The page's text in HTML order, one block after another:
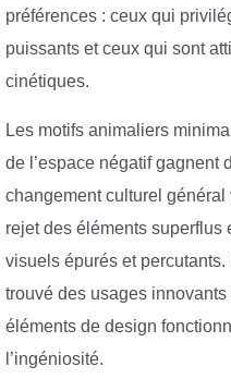
préférences : ceux qui
puissants et ceux qui sont
cinétiques.
Les motifs animaliers
de l’espace négatif gagnent
changement culturel
rejet des éléments superflus
visuels épurés et percutants.
trouvé des usages
éléments de design
l’ingéniosité.